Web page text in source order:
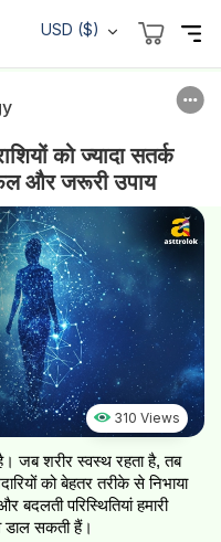
USD ($)
को ज्यादा सतर्क
और जरूरी उपाय
310 Views
जब शरीर स्वस्थ रहता है, तब
को बेहतर तरीके से निभाया
परिस्थितियां हमारी
डाल सकती हैं।